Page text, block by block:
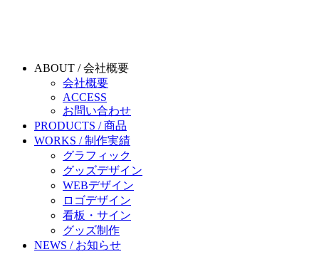
ABOUT / 会社概要
会社概要
ACCESS
お問い合わせ
PRODUCTS / 商品
WORKS / 制作実績
グラフィック
グッズデザイン
WEBデザイン
ロゴデザイン
看板・サイン
グッズ制作
NEWS / お知らせ